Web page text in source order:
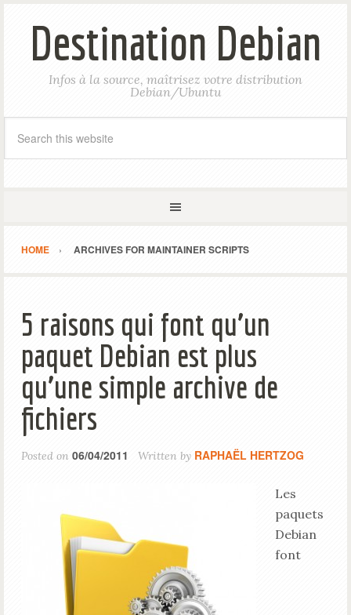
Destination Debian
Infos à la source, maîtrisez votre distribution
Debian/Ubuntu
HOME ARCHIVES FOR MAINTAINER SCRIPTS
5 raisons qui font qu’un
paquet Debian est plus
qu’une simple archive de
fichiers
Posted on 06/04/2011 Written by RAPHAËL HERTZOG
Les
paquets
Debian
font